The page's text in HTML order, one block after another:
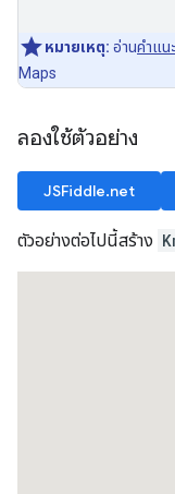
หมายเหตุ: อ่านคำแน
Maps
ลองใช้ตัวอย่าง
JSFiddle.net
ตัวอย่างต่อไปนี้สร้าง